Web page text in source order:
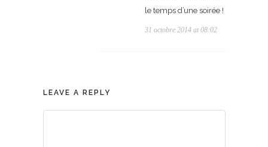
le temps d’une soirée !
31 octobre 2014 at 08:02
LEAVE A REPLY